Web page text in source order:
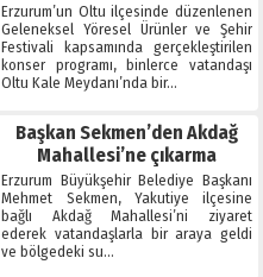
Erzurum’un Oltu ilçesinde düzenlenen
Geleneksel Yöresel Ürünler ve Şehir
Festivali kapsamında gerçekleştirilen
konser programı, binlerce vatandaşı
Oltu Kale Meydanı’nda bir…
Başkan Sekmen’den Akdağ
Mahallesi’ne çıkarma
Erzurum Büyükşehir Belediye Başkanı
Mehmet Sekmen, Yakutiye ilçesine
bağlı Akdağ Mahallesi’ni ziyaret
ederek vatandaşlarla bir araya geldi
ve bölgedeki su…